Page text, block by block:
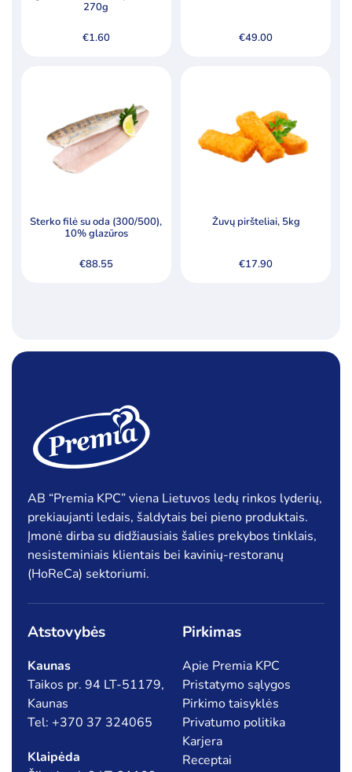
270g
€1.60 €49.00
Sterko filė su oda (300/500),
10% glazūros
€88.55
Žuvų piršteliai, 5kg
€17.90
AB “Premia KPC” viena Lietuvos ledų rinkos lyderių,
prekiaujanti ledais, šaldytais bei pieno produktais.
Įmonė dirba su didžiausiais šalies prekybos tinklais,
nesisteminiais klientais bei kavinių-restoranų
(HoReCa) sektoriumi.
Atstovybės
Kaunas
Taikos pr. 94 LT-51179,
Kaunas
Tel: +370 37 324065
Klaipėda
Pirkimas
Apie Premia KPC
Pristatymo sąlygos
Pirkimo taisyklės
Privatumo politika
Karjera
Receptai